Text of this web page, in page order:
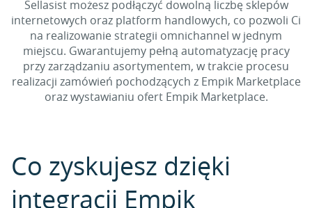
Sellasist możesz podłączyć dowolną liczbę sklepów
internetowych oraz platform handlowych, co pozwoli Ci
na realizowanie strategii omnichannel w jednym
miejscu. Gwarantujemy pełną automatyzację pracy
przy zarządzaniu asortymentem, w trakcie procesu
realizacji zamówień pochodzących z Empik Marketplace
oraz wystawianiu ofert Empik Marketplace.
Co zyskujesz dzięki
integracji Empik